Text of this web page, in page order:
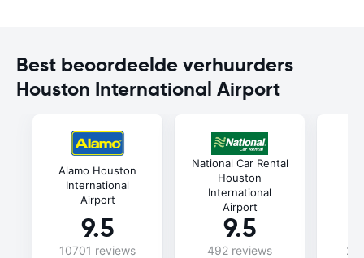
Best beoordeelde verhuurders
Houston International Airport
Alamo Houston
International
Airport
9.5
10701 reviews
National Car Rental
Houston
International
Airport
9.5
492 reviews